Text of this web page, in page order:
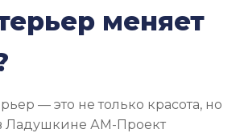
меняет
— это не только красота, но
Ладушкине АМ-Проект